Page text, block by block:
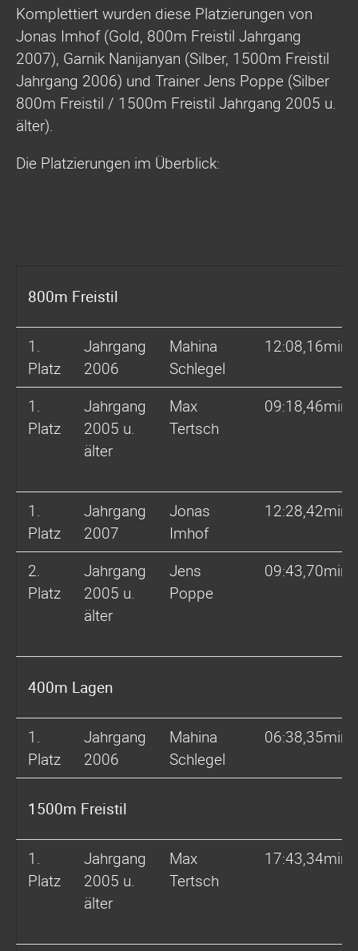
Komplettiert wurden diese Platzierungen von
Jonas Imhof (Gold, 800m Freistil Jahrgang
2007), Garnik Nanijanyan (Silber, 1500m Freistil
Jahrgang 2006) und Trainer Jens Poppe (Silber
800m Freistil / 1500m Freistil Jahrgang 2005 u.
älter).
Die Platzierungen im Überblick:
800m Freistil
1.
Platz
Jahrgang
2006
Mahina
Schlegel
12:08,16min
1.
Platz
Jahrgang
2005 u.
älter
Max
Tertsch
09:18,46min
1.
Platz
Jahrgang
2007
Jonas
Imhof
12:28,42min
2.
Platz
Jahrgang
2005 u.
älter
Jens
Poppe
09:43,70min
400m Lagen
1.
Platz
Jahrgang
2006
Mahina
Schlegel
06:38,35min
1500m Freistil
1.
Platz
Jahrgang
2005 u.
älter
Max
Tertsch
17:43,34min